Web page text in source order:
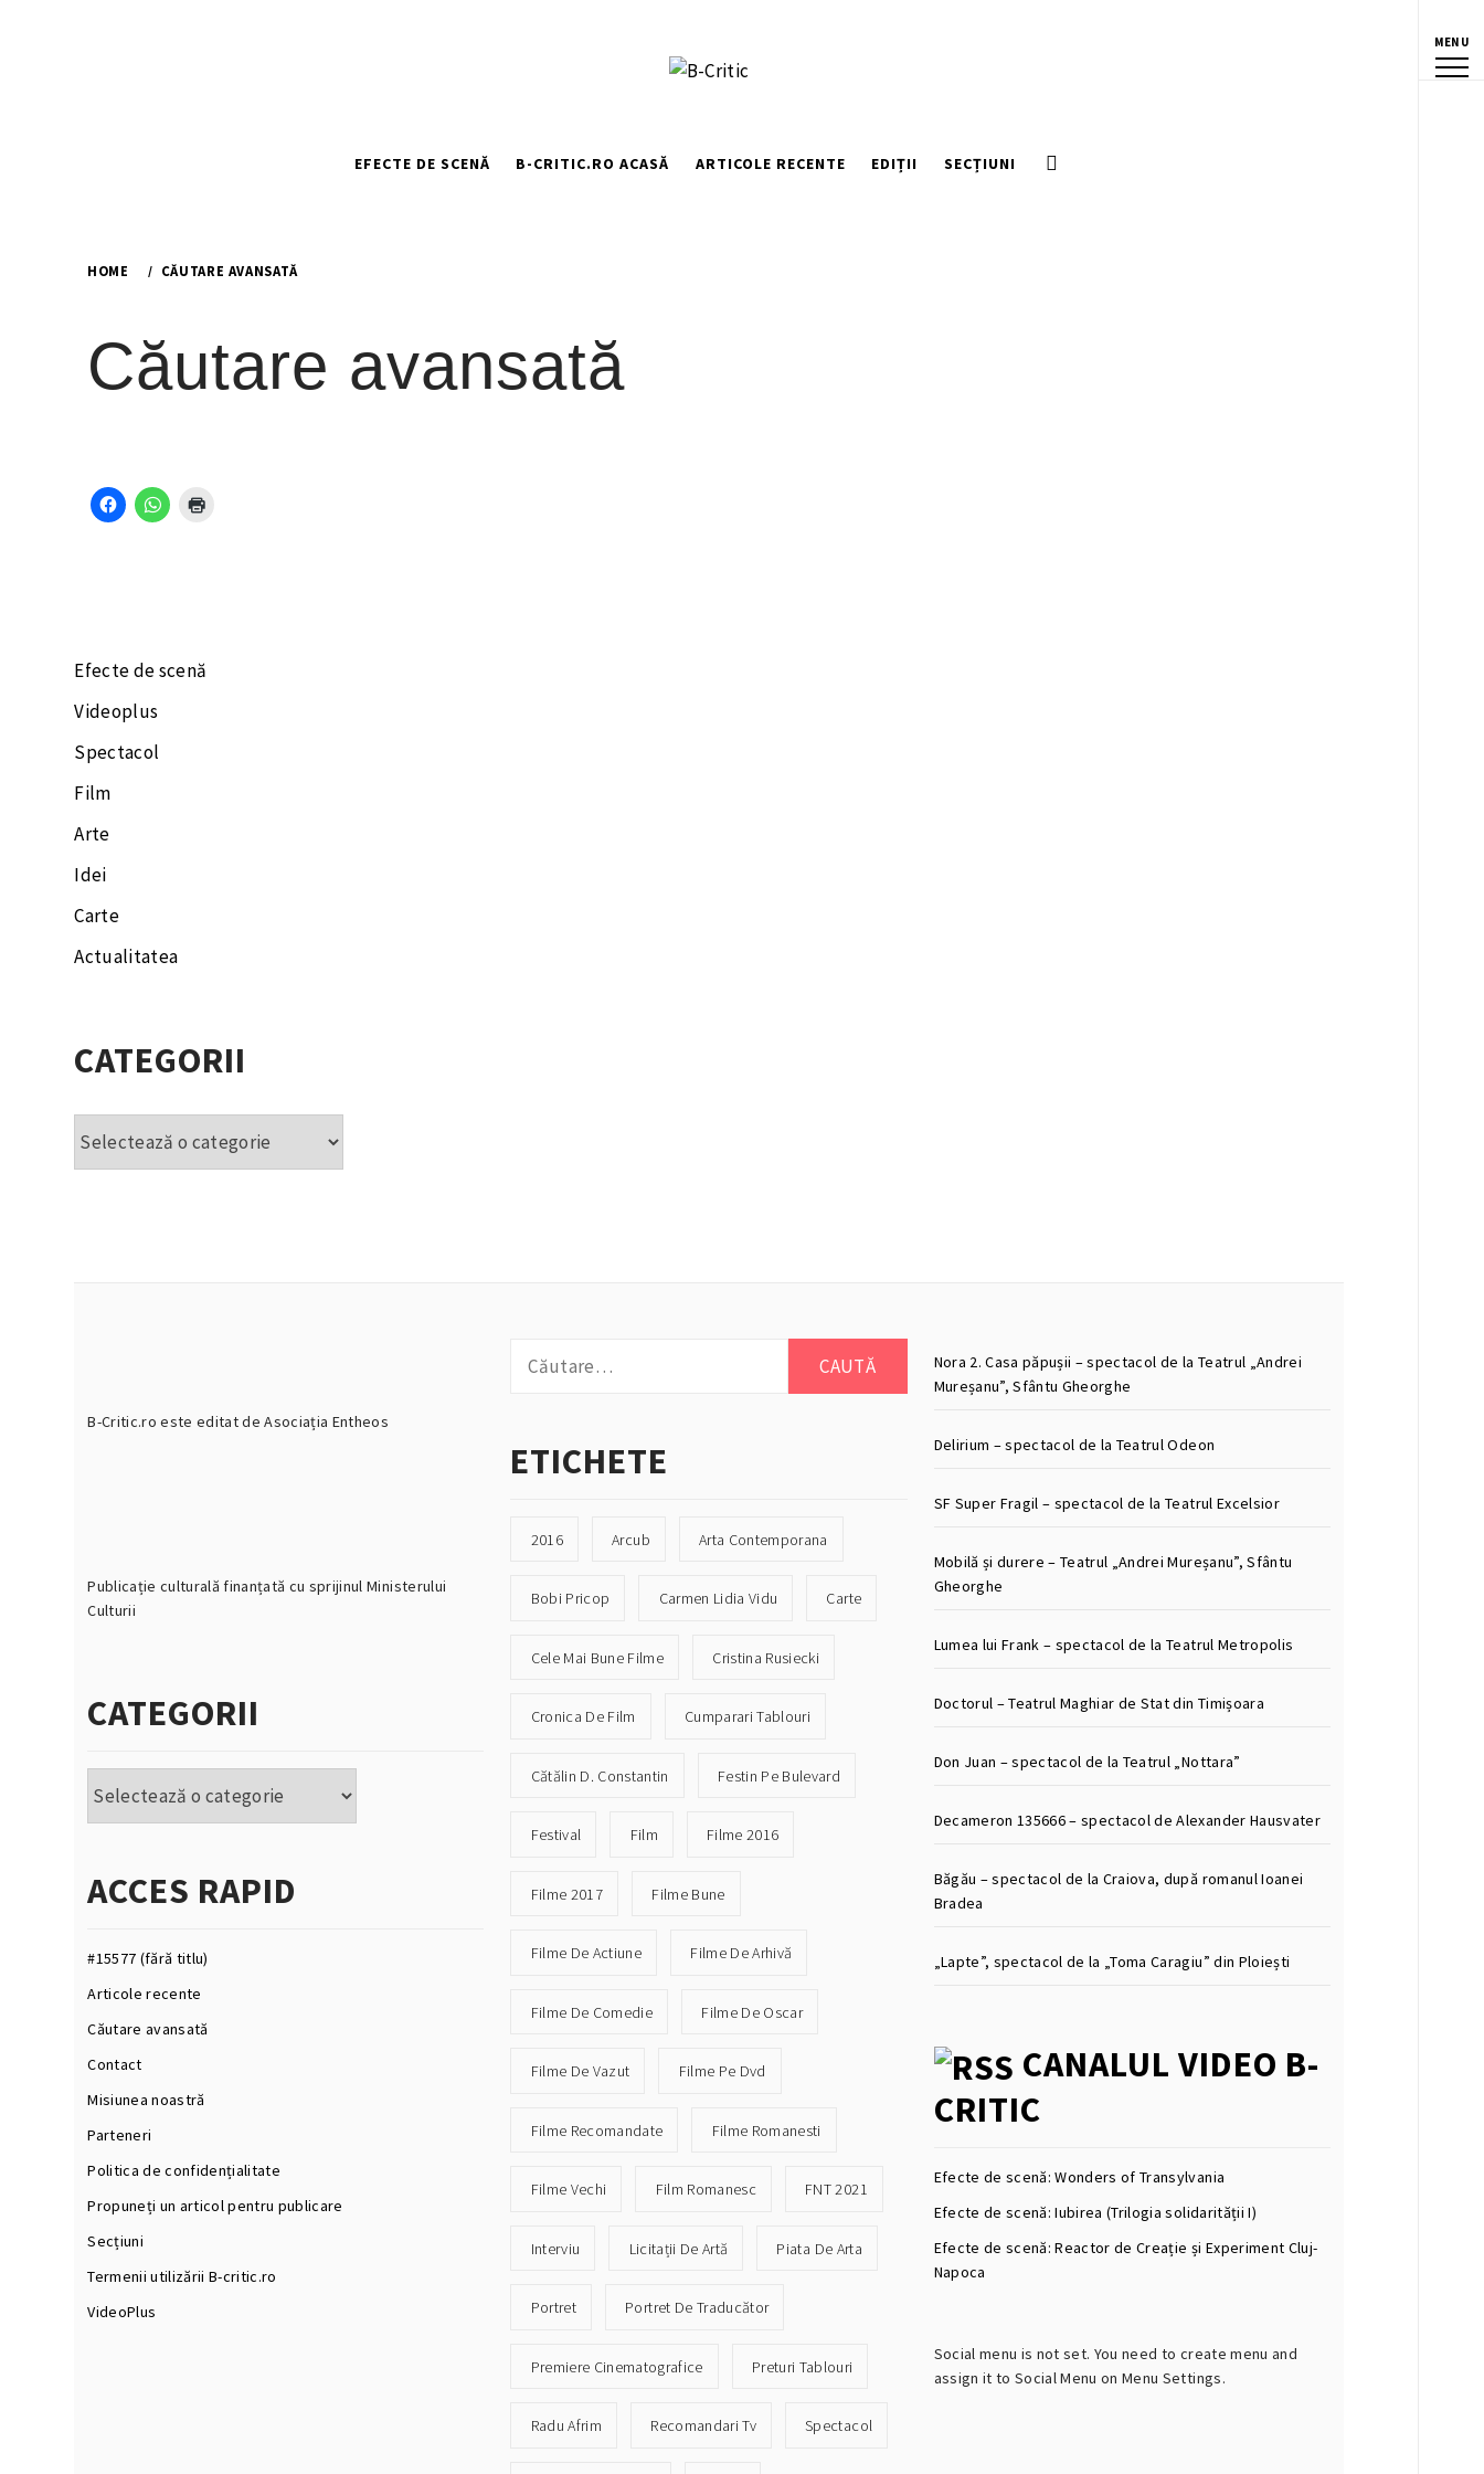
MENU
EFECTE DE SCENĂ B-CRITIC.RO ACASĂ ARTICOLE RECENTE EDIȚII SECȚIUNI
HOME CĂUTARE AVANSATĂ
Căutare avansată
Efecte de scenă
Videoplus
Spectacol
Film
Arte
Idei
Carte
Actualitatea
CATEGORII
B-Critic.ro este editat de Asociația Entheos
Publicație culturală finanțată cu sprijinul Ministerului
Culturii
CATEGORII
ACCES RAPID
#15577 (fără titlu)
Articole recente
Căutare avansată
Contact
Misiunea noastră
Parteneri
Politica de confidențialitate
Propuneți un articol pentru publicare
Secțiuni
Termenii utilizării B-critic.ro
VideoPlus
după:
ETICHETE
2016 Arcub Arta Contemporana
Bobi Pricop Carmen Lidia Vidu Carte
Cele Mai Bune Filme Cristina Rusiecki
Cronica De Film Cumparari Tablouri
Cătălin D. Constantin Festin Pe Bulevard
Festival Film Filme 2016
Filme 2017 Filme Bune
Filme De Actiune Filme De Arhivă
Filme De Comedie Filme De Oscar
Filme De Vazut Filme Pe Dvd
Filme Recomandate Filme Romanesti
Filme Vechi Film Romanesc FNT 2021
Interviu Licitații De Artă Piata De Arta
Portret Portret De Traducător
Premiere Cinematografice Preturi Tablouri
Radu Afrim Recomandari Tv Spectacol
Nora 2. Casa păpușii – spectacol de la Teatrul „Andrei
Mureșanu”, Sfântu Gheorghe
Delirium – spectacol de la Teatrul Odeon
SF Super Fragil – spectacol de la Teatrul Excelsior
Mobilă și durere – Teatrul „Andrei Mureșanu”, Sfântu
Gheorghe
Lumea lui Frank – spectacol de la Teatrul Metropolis
Doctorul – Teatrul Maghiar de Stat din Timișoara
Don Juan – spectacol de la Teatrul „Nottara”
Decameron 135666 – spectacol de Alexander Hausvater
Băgău – spectacol de la Craiova, după romanul Ioanei
Bradea
„Lapte”, spectacol de la „Toma Caragiu” din Ploiești
CANALUL VIDEO B-
CRITIC
Efecte de scenă: Wonders of Transylvania
Efecte de scenă: Iubirea (Trilogia solidarității I)
Efecte de scenă: Reactor de Creație și Experiment Cluj-
Napoca
Social menu is not set. You need to create menu and
assign it to Social Menu on Menu Settings.